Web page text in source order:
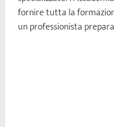
fornire tutta la
un professionista